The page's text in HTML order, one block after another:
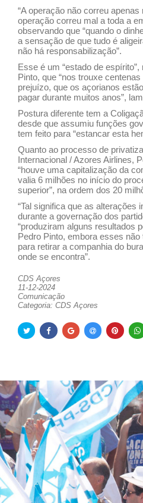
“A operação não correu apenas
operação correu mal a toda a
observando que “quando o
a sensação de que tudo é
não há responsabilização”.
Esse é um “estado de
Pinto, que “nos trouxe
prejuízo, que os açorianos
pagar durante muitos anos”,
Postura diferente tem a
desde que assumiu funções
tem feito para “estancar esta
Quanto ao processo de
Internacional / Azores Airlines,
“houve uma capitalização da
valia 6 milhões no início do
superior”, na ordem dos 20
“Tal significa que as alterações
durante a governação dos
“produziram alguns resultados
Pedro Pinto, embora esses não
para retirar a companhia do
onde se encontra”.
CDS Açores
11-12-2024
Comunicação
Categoria: CDS Açores